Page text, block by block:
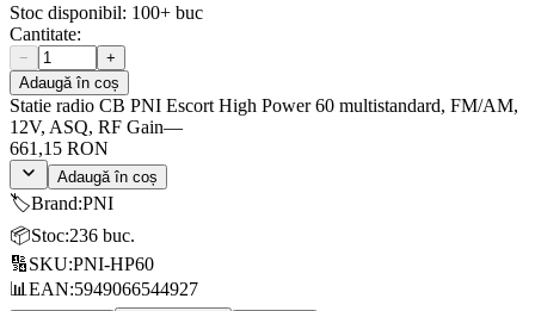
Stoc disponibil: 100+ buc
Cantitate:
−
+
Adaugă în coș
Statie radio CB PNI Escort High Power 60 multistandard, FM/AM,
12V, ASQ, RF Gain—
661,15 RON
Adaugă în coș
🏷️Brand:PNI
📦Stoc:236 buc.
🔢SKU:PNI-HP60
📊 EAN:5949066544927